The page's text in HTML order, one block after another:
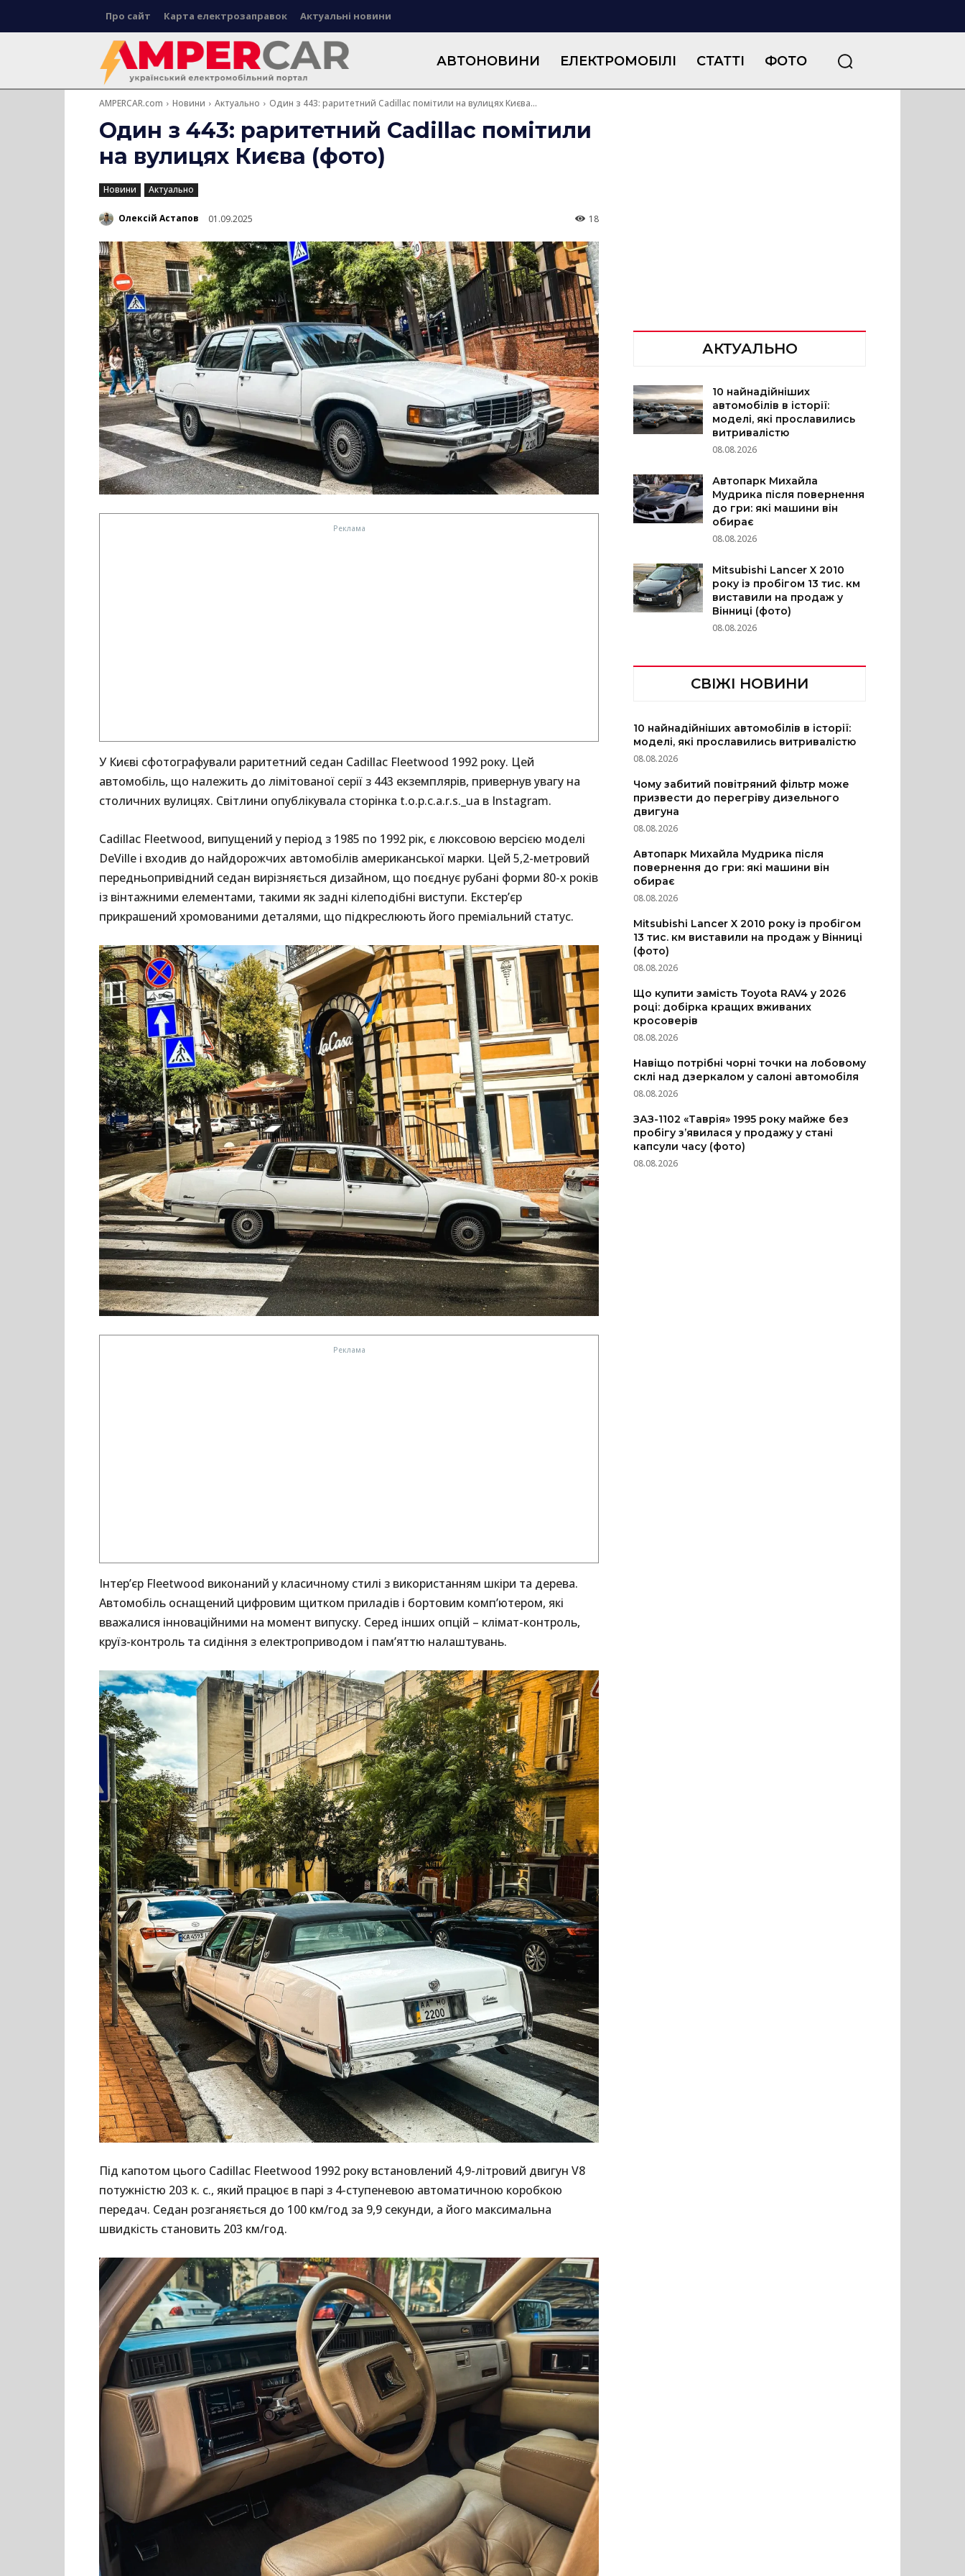
Про сайт Карта електрозаправок Актуальні новини
АВТОНОВИНИ ЕЛЕКТРОМОБІЛІ СТАТТІ ФОТО
AMPERCAR.com Новини Актуально Один з 443: раритетний Cadillac помітили на вулицях Києва...
Один з 443: раритетний Cadillac помітили
на вулицях Києва (фото)
Новини Актуально
Олексій Астапов 01.09.2025 18
У Києві сфотографували раритетний седан Cadillac Fleetwood 1992 року. Цей
автомобіль, що належить до лімітованої серії з 443 екземплярів, привернув увагу на
столичних вулицях. Світлини опублікувала сторінка t.o.p.c.a.r.s._ua в Instagram.
Cadillac Fleetwood, випущений у період з 1985 по 1992 рік, є люксовою версією моделі
DeVille і входив до найдорожчих автомобілів американської марки. Цей 5,2-метровий
передньопривідний седан вирізняється дизайном, що поєднує рубані форми 80-х років
із вінтажними елементами, такими як задні кілеподібні виступи. Екстер’єр
прикрашений хромованими деталями, що підкреслюють його преміальний статус.
Інтер’єр Fleetwood виконаний у класичному стилі з використанням шкіри та дерева.
Автомобіль оснащений цифровим щитком приладів і бортовим комп’ютером, які
вважалися інноваційними на момент випуску. Серед інших опцій – клімат-контроль,
круїз-контроль та сидіння з електроприводом і пам’яттю налаштувань.
Під капотом цього Cadillac Fleetwood 1992 року встановлений 4,9-літровий двигун V8
потужністю 203 к. с., який працює в парі з 4-ступеневою автоматичною коробкою
передач. Седан розганяється до 100 км/год за 9,9 секунди, а його максимальна
швидкість становить 203 км/год.
АКТУАЛЬНО
10 найнадійніших
автомобілів в історії:
моделі, які прославились
витривалістю
08.08.2026
Автопарк Михайла
Мудрика після повернення
до гри: які машини він
обирає
08.08.2026
Mitsubishi Lancer X 2010
року із пробігом 13 тис. км
виставили на продаж у
Вінниці (фото)
08.08.2026
СВІЖІ НОВИНИ
10 найнадійніших автомобілів в історії:
моделі, які прославились витривалістю
08.08.2026
Чому забитий повітряний фільтр може
призвести до перегріву дизельного
двигуна
08.08.2026
Автопарк Михайла Мудрика після
повернення до гри: які машини він
обирає
08.08.2026
Mitsubishi Lancer X 2010 року із пробігом
13 тис. км виставили на продаж у Вінниці
(фото)
08.08.2026
Що купити замість Toyota RAV4 у 2026
році: добірка кращих вживаних
кросоверів
08.08.2026
Навіщо потрібні чорні точки на лобовому
склі над дзеркалом у салоні автомобіля
08.08.2026
ЗАЗ-1102 «Таврія» 1995 року майже без
пробігу з’явилася у продажу у стані
капсули часу (фото)
08.08.2026